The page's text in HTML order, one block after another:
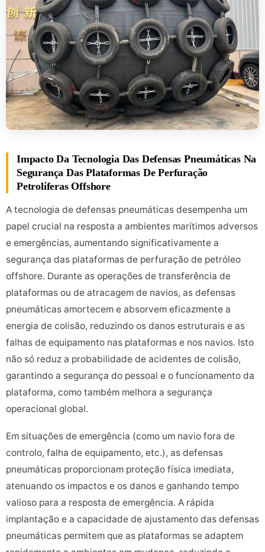
Impacto Da Tecnologia Das Defensas Pneumáticas Na
Segurança Das Plataformas De Perfuração
Petrolíferas Offshore
A tecnologia de defensas pneumáticas desempenha um
papel crucial na resposta a ambientes marítimos adversos
e emergências, aumentando significativamente a
segurança das plataformas de perfuração de petróleo
offshore. Durante as operações de transferência de
plataformas ou de atracagem de navios, as defensas
pneumáticas amortecem e absorvem eficazmente a
energia de colisão, reduzindo os danos estruturais e as
falhas de equipamento nas plataformas e nos navios. Isto
não só reduz a probabilidade de acidentes de colisão,
garantindo a segurança do pessoal e o funcionamento da
plataforma, como também melhora a segurança
operacional global.
Em situações de emergência (como um navio fora de
controlo, falha de equipamento, etc.), as defensas
pneumáticas proporcionam proteção física imediata,
atenuando os impactos e os danos e ganhando tempo
valioso para a resposta de emergência. A rápida
implantação e a capacidade de ajustamento das defensas
pneumáticas permitem que as plataformas se adaptem